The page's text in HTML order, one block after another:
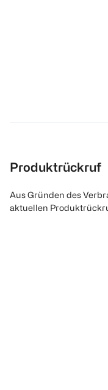
Produktrückruf
Aus Gründen des
aktuellen